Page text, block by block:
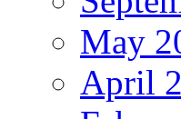
May
April